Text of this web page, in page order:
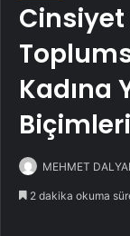
Kadına
MEHMET
2 dakika okuma